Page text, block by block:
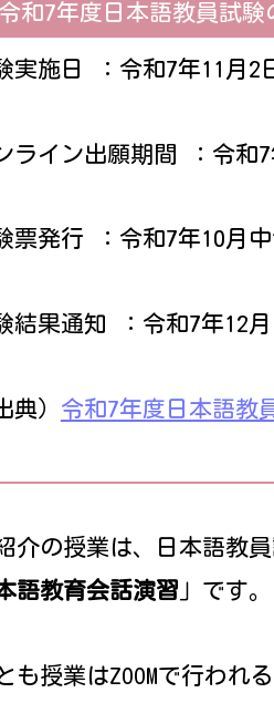
令和7年度日本語教員試験
実施日 ：令和7年11月2
ライン出願期間 ：令和7
票発行 ：令和7年10月
結果通知 ：令和7年12
典） 令和7年度日本語教
介の授業は、日本語教員
語教育会話演習 」です。
も授業はZOOMで行われ